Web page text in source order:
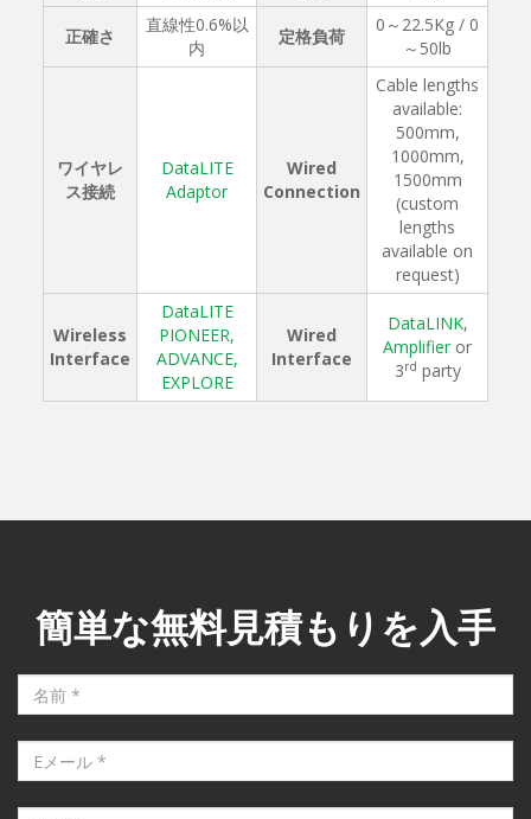
正確さ
直線性0.6%以
内
定格負荷
0～22.5Kg / 0
～50lb
ワイヤレ
ス接続
DataLITE
Adaptor
Wired
Connection
Cable lengths
available:
500mm,
1000mm,
1500mm
(custom
lengths
available on
request)
Wireless
Interface
DataLITE
PIONEER,
ADVANCE,
EXPLORE
Wired
Interface
DataLINK,
Amplifieror
3rd party
簡単な無料見積もりを入手